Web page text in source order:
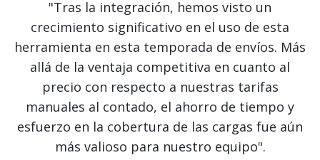
"Tras la integración, hemos visto un
crecimiento significativo en el uso de esta
herramienta en esta temporada de envíos. Más
allá de la ventaja competitiva en cuanto al
precio con respecto a nuestras tarifas
manuales al contado, el ahorro de tiempo y
esfuerzo en la cobertura de las cargas fue aún
más valioso para nuestro equipo".